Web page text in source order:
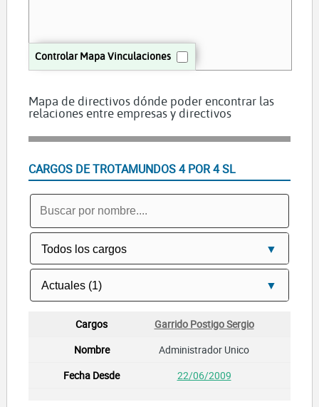
Controlar Mapa Vinculaciones
Mapa de directivos dónde poder encontrar las
relaciones entre empresas y directivos
CARGOS DE TROTAMUNDOS 4 POR 4 SL
Garrido Postigo Sergio
Administrador Unico
22/06/2009